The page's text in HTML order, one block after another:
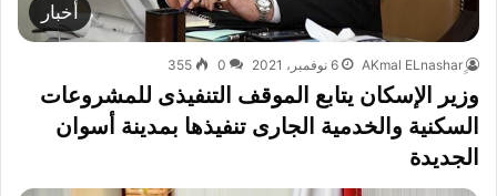
أخبار
6 نوفمبر، 2021 0
355
وزير الإسكان يتابع الموقف التنفيذى للمشروعات
السكنية والخدمية الجارى تنفيذها بمدينة أسوان
الجديدة